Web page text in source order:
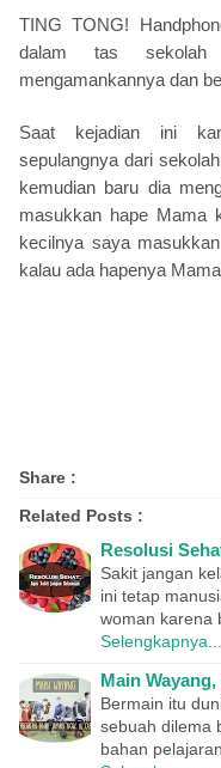
TING TONG!
dalam tas
mengamankannya dan
Saat kejadian ini
sepulangnya dari
kemudian baru dia
masukkan hape Mama
kecilnya saya
kalau ada hapenya
Share :
Related Posts :
Resolusi
Sakit jangan
ini tetap
woman karena
Selengkapnya...
Main
Bermain itu
sebuah dilema
bahan